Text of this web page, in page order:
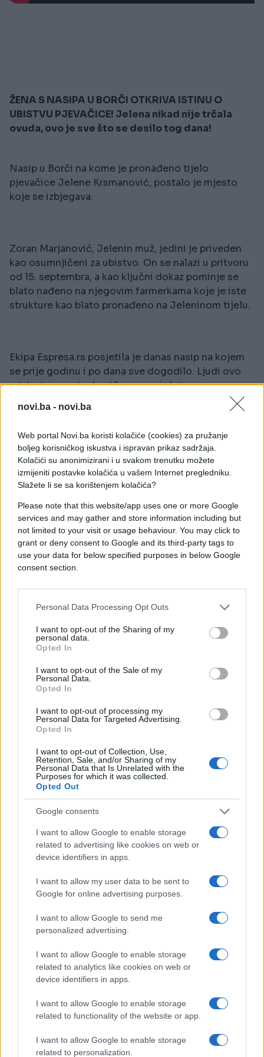
novi.ba - novi.ba
Web portal Novi.ba koristi kolačiće (cookies) za pružanje
boljeg korisničkog iskustva i ispravan prikaz sadržaja.
Kolačići su anonimizirani i u svakom trenutku možete
izmijeniti postavke kolačića u vašem Internet pregledniku.
Slažete li se sa korištenjem kolačića?
Please note that this website/app uses one or more Google
services and may gather and store information including but
not limited to your visit or usage behaviour. You may click to
grant or deny consent to Google and its third-party tags to
use your data for below specified purposes in below Google
consent section.
Personal Data Processing Opt Outs
I want to opt-out of the Sharing of my
personal data.
Opted In
I want to opt-out of the Sale of my
Personal Data.
Opted In
I want to opt-out of processing my
Personal Data for Targeted Advertising.
Opted In
I want to opt-out of Collection, Use,
Retention, Sale, and/or Sharing of my
Personal Data that Is Unrelated with the
Purposes for which it was collected.
Opted Out
Google consents
I want to allow Google to enable storage
related to advertising like cookies on web or
device identifiers in apps.
I want to allow my user data to be sent to
Google for online advertising purposes.
I want to allow Google to send me
personalized advertising.
I want to allow Google to enable storage
related to analytics like cookies on web or
device identifiers in apps.
I want to allow Google to enable storage
related to functionality of the website or app.
I want to allow Google to enable storage
related to personalization.
ŽENA S NASIPA U BORČI OTKRIVA ISTINU O
UBISTVU PJEVAČICE! Jelena nikad nije trčala
ovuda, ovo je sve što se desilo tog dana!
Nasip u Borči na kome je pronađeno tijelo
pjevačice Jelene Krsmanović, postalo je mjesto
koje se izbjegava.
Zoran Marjanović, Jelenin muž, jedini je priveden
kao osumnjičeni za ubistvo. On se nalazi u pritvoru
od 15. septembra, a kao ključni dokaz pominje se
blato nađeno na njegovim farmerkama koje je iste
strukture kao blato pronađeno na Jeleninom tijelu.
Ekipa Espresa.rs posjetila je danas nasip na kojem
se prije godinu i po dana sve dogodilo. Ljudi ovo
misteriozno mjesto više ne posjećuju.
Razgovarali su sa starijom gospođom koja tu čuva
koze, i koja se baš i tog kobnog 2. aprila našla na
nasipu.
- Svaki dan sam ovdje, obično u popodnevnim
satima. Bila sam i tad i sve rekla policiji. Pritiskali su
me da se sjetim svega. U 15 do 5 sam vidjela
djevojčicu i Zorana ili Vladimira, tu kod rampe. Ne
mogu sa sigurnošću da tvrdim tko je bio od njih
dvojice, jer nisam obraćala pažnju. Ali, rekao je
sam s kozama i djevojčica je krenula ka njima, on je
tada pozvao. Otišla sam dalje nasipom, a natrag
primijetila ništa neobično, niti da je neka crna
djevojka trčala, a ni da je neko tražio. Ujutru sam
objašnjava ona i dodaje da joj nije svejedno jer
ubica nije pronađen, iako je prošlo godinu i po
Također, ona dodaje da koze na nasipu u Crvenki
tog dana, ali ni prije toga.
Inspektori koji su saopćili Zoranu Marjanoviću da
mu je supruga Jelena mrtva i da je pronađena
izmasakrirana u kanalu, bili su zaprepašteni
njegovom reakcijom koja je, pišu srpski mediji,
praktično izostala – to je iskusnim policajcima bio
prvi znak koji je bacio sumnju na Zorana.
reagovao kada su mu saopćili da je Jelena mrtva!
Nestanak Jelene Marjanović prijavljen je 2. aprila
prošle godine, a dan kasnije Zoran je doveden u
policijsku stanicu da da izjavu.
– Saslušanje je počelo oko deset časova.
Inspektori u tom momentu nisu imali saznanje o
Marjanovićem, on je sve vrijeme bio nervozan, ali je